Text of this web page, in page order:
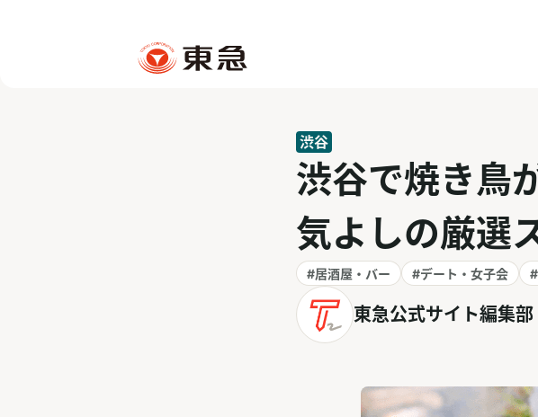
渋谷
渋谷で焼き鳥
気よしの厳選
#居酒屋・バー #デート・女子会
東急公式サイト編集部